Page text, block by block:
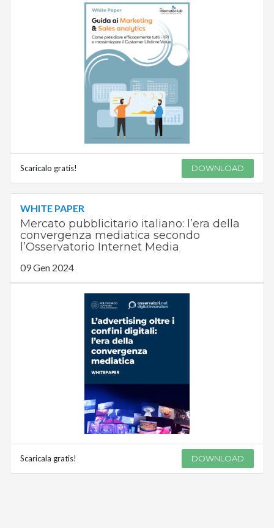
Scaricalo gratis! DOWNLOAD
WHITE PAPER
Mercato pubblicitario italiano: l’era della
convergenza mediatica secondo
l’Osservatorio Internet Media
09 Gen 2024
Scaricala gratis! DOWNLOAD